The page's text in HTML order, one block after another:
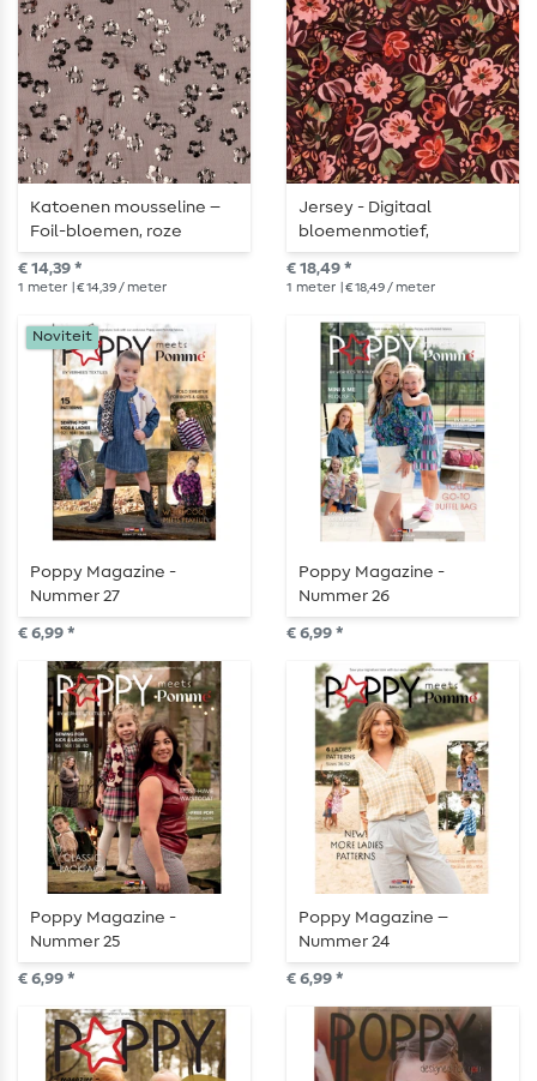
Katoenen mousseline –
Foil-bloemen, roze
€ 14,39 *
1 meter | € 14,39 / meter
Jersey - Digitaal
bloemenmotief,
bordeauxrood
€ 18,49 *
1 meter | € 18,49 / meter
Noviteit
Poppy Magazine -
Nummer 27
€ 6,99 *
Poppy Magazine -
Nummer 26
€ 6,99 *
Poppy Magazine -
Nummer 25
€ 6,99 *
Poppy Magazine –
Nummer 24
€ 6,99 *